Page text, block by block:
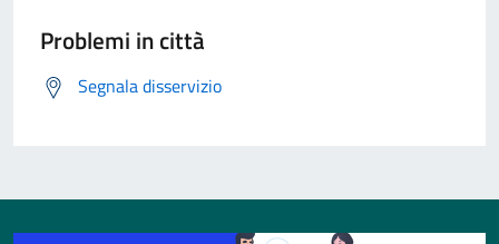
Problemi in città
Segnala disservizio